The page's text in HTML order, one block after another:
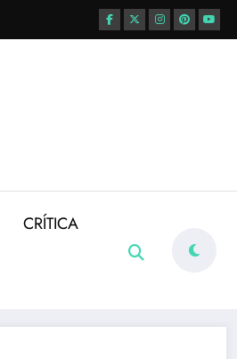
CRÍTICA